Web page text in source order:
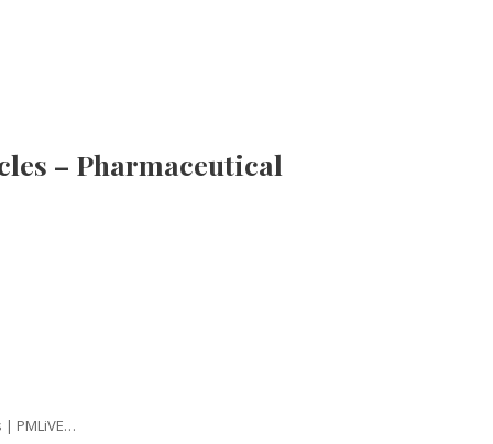
– Pharmaceutical
| PMLiVE…